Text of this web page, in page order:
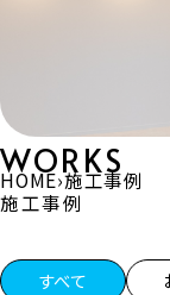
WORKS
施工事例
HOME›施工事例
施工事例一覧
すべて